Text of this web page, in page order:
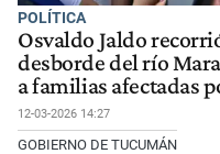
POLÍTICA
Osvaldo Jaldo
desborde del río
a familias afectadas
12-03-2026 14:27
GOBIERNO DE TUCUMÁN